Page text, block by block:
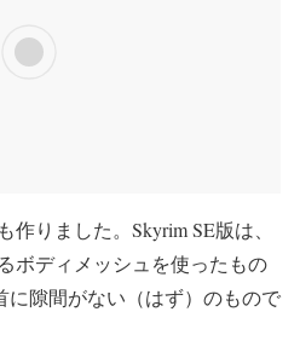
作りました。Skyrim SE版は、
ボディメッシュを使ったもの
に隙間がない（はず）のもので